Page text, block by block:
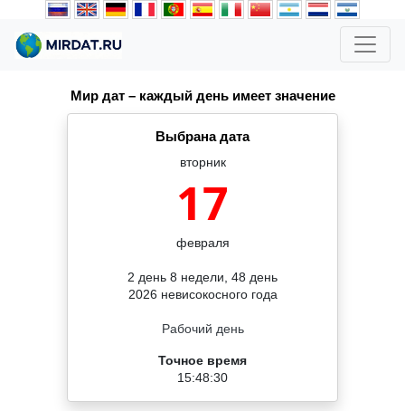
Мир дат – каждый день имеет значение
Выбрана дата
вторник
17
февраля
2 день 8 недели, 48 день
2026 невисокосного года
Рабочий день
Точное время
15:48:30